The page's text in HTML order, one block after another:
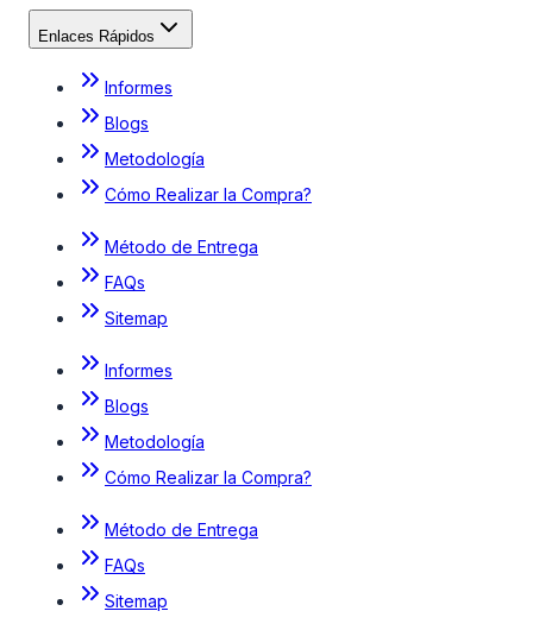
Enlaces Rápidos
Informes
Blogs
Metodología
Cómo Realizar la Compra?
Método de Entrega
FAQs
Sitemap
Informes
Blogs
Metodología
Cómo Realizar la Compra?
Método de Entrega
FAQs
Sitemap